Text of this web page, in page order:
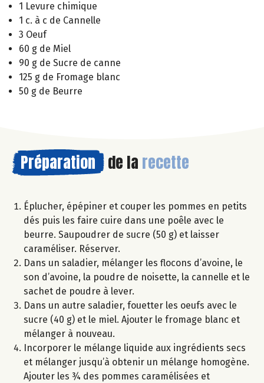
1 Levure chimique
1 c. à c de Cannelle
3 Oeuf
60 g de Miel
90 g de Sucre de canne
125 g de Fromage blanc
50 g de Beurre
Préparation de la recette
Éplucher, épépiner et couper les pommes en petits
dés puis les faire cuire dans une poêle avec le
beurre. Saupoudrer de sucre (50 g) et laisser
caraméliser. Réserver.
Dans un saladier, mélanger les flocons d’avoine, le
son d’avoine, la poudre de noisette, la cannelle et le
sachet de poudre à lever.
Dans un autre saladier, fouetter les oeufs avec le
sucre (40 g) et le miel. Ajouter le fromage blanc et
mélanger à nouveau.
Incorporer le mélange liquide aux ingrédients secs
et mélanger jusqu’à obtenir un mélange homogène.
Ajouter les ¾ des pommes caramélisées et